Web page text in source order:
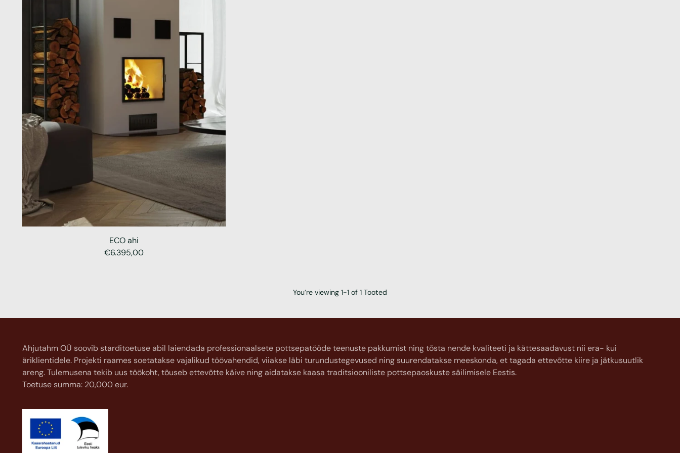
ECO ahi
€6.395,00
You’re viewing 1-1 of 1 Tooted
Ahjutahm OÜ soovib starditoetuse abil laiendada professionaalsete pottsepatööde teenuste pakkumist ning tõsta nende kvaliteeti ja kättesaadavust nii era- kui
äriklientidele. Projekti raames soetatakse vajalikud töövahendid, viiakse läbi turundustegevused ning suurendatakse meeskonda, et tagada ettevõtte kiire ja jätkusuutlik
areng. Tulemusena tekib uus töökoht, tõuseb ettevõtte käive ning aidatakse kaasa traditsiooniliste pottsepaoskuste säilimisele Eestis.
Toetuse summa: 20,000 eur.